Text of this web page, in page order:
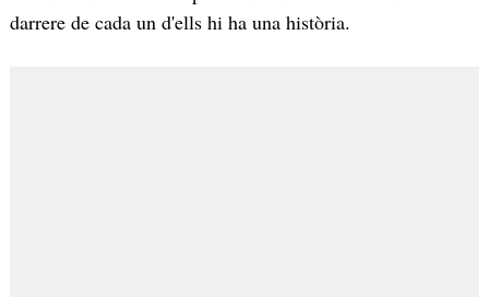
darrere de cada un d'ells hi ha una història.